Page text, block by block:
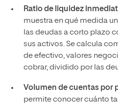
Ratio de liquidez
muestra en qué medida
las deudas a corto plazo
sus activos. Se calcula
de efectivo, valores
cobrar, dividido por las
Volumen de cuentas por
permite conocer cuánto